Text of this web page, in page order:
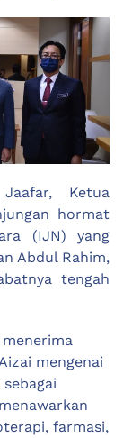
Ketua
hormat
(IJN) yang
Abdul Rahim,
tengah
mengenai
farmasi,